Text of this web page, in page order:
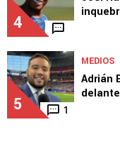
4
5 1
MEDIOS
Adrián